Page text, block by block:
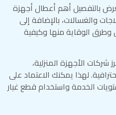
بالتفصيل أهم أعطال أجهزة
والغسالات، بالإضافة إلى
وطرق الوقاية منها وكيفية
شركات الأجهزة المنزلية،
لهذا يمكنك الاعتماد على
الخدمة واستخدام قطع غيار